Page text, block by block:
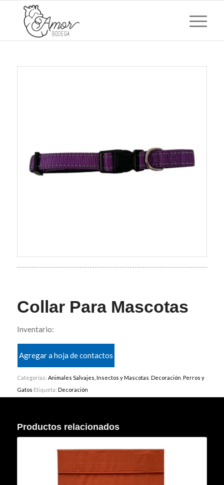
Collar Para Mascotas
Inventario:
Agregar a hoja de contactos
Categorías: Animales Salvajes, Insectos y Mascotas Decoración Perros y
Gatos Etiqueta: Decoración
Productos relacionados